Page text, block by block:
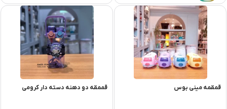
قمقمه مینی بوس قممقه دو دهنه دسته دار کرومی